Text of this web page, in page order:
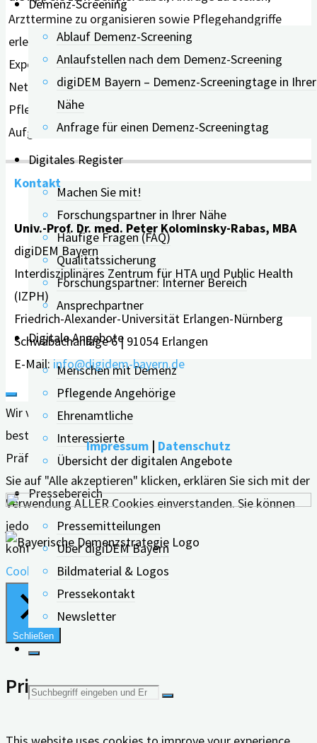
Demenz-Screening
Ablauf Demenz-Screening
Anlaufstellen nach dem Demenz-Screening
digiDEM Bayern – Demenz-Screeningtage in Ihrer
Nähe
Anfrage für einen Demenz-Screeningtag
Digitales Register
Machen Sie mit!
Forschungspartner in Ihrer Nähe
Häufige Fragen (FAQ)
Qualitätssicherung
Forschungspartner: Interner Bereich
Ansprechpartner
Digitale Angebote
Menschen mit Demenz
Pflegende Angehörige
Ehrenamtliche
Interessierte
Übersicht der digitalen Angebote
Pressebereich
Pressemitteilungen
Über digiDEM Bayern
Bildmaterial & Logos
Pressekontakt
Newsletter
Suche
nach:
Arzttermine zu organisieren sowie Pflegehandgriffe
erlernen und bietet persönliche Beratung durch
Experten. Zudem können mehrere Personen ein
Netzwerk bilden und gemeinsam den Tagesablauf eines
Pflegebedürftigen mit verschiedenen Terminen und
Aufgaben koordinieren.
Kontakt
Univ.-Prof. Dr. med. Peter Kolominsky-Rabas, MBA
digiDEM Bayern
Interdisziplinäres Zentrum für HTA und Public Health
(IZPH)
Friedrich-Alexander-Universität Erlangen-Nürnberg
Schwabachanlage 6 | 91054 Erlangen
E-Mail: info@digidem-bayern.de
Impressum | Datenschutz
Wir verwenden Cookies auf unserer Website, um Ihnen die
bestmögliche Erfahrung zu bieten, indem wir uns an Ihre
Präferenzen und wiederholten Besuche erinnern. Wenn
Sie auf "Alle akzeptieren" klicken, erklären Sie sich mit der
Verwendung ALLER Cookies einverstanden. Sie können
jedoch die "Cookie-Einstellungen" besuchen, um eine
kontrollierte Zustimmung zu erteilen.
Cookie Einstellungen Alle Akzeptieren
Schließen
Privacy Overview